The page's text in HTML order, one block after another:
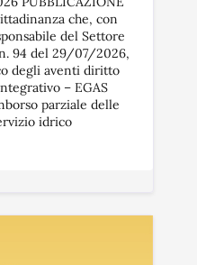
che, con
del Settore
94 del 29/07/2026,
degli aventi diritto
– EGAS
parziale delle
idrico